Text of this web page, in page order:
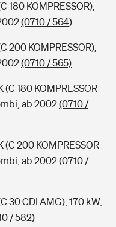
180 KOMPRESSOR),
(0710 / 564)
200 KOMPRESSOR),
(0710 / 565)
180 KOMPRESSOR
ab 2002(0710 /
200 KOMPRESSOR
ab 2002(0710 /
30 CDI AMG), 170 kW,
/ 582)